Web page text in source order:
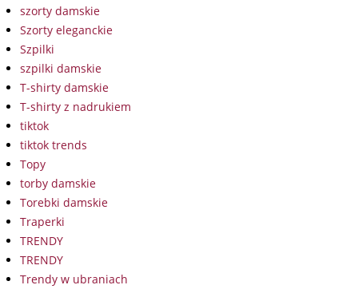
szorty damskie
Szorty eleganckie
Szpilki
szpilki damskie
T-shirty damskie
T-shirty z nadrukiem
tiktok
tiktok trends
Topy
torby damskie
Torebki damskie
Traperki
TRENDY
TRENDY
Trendy w ubraniach